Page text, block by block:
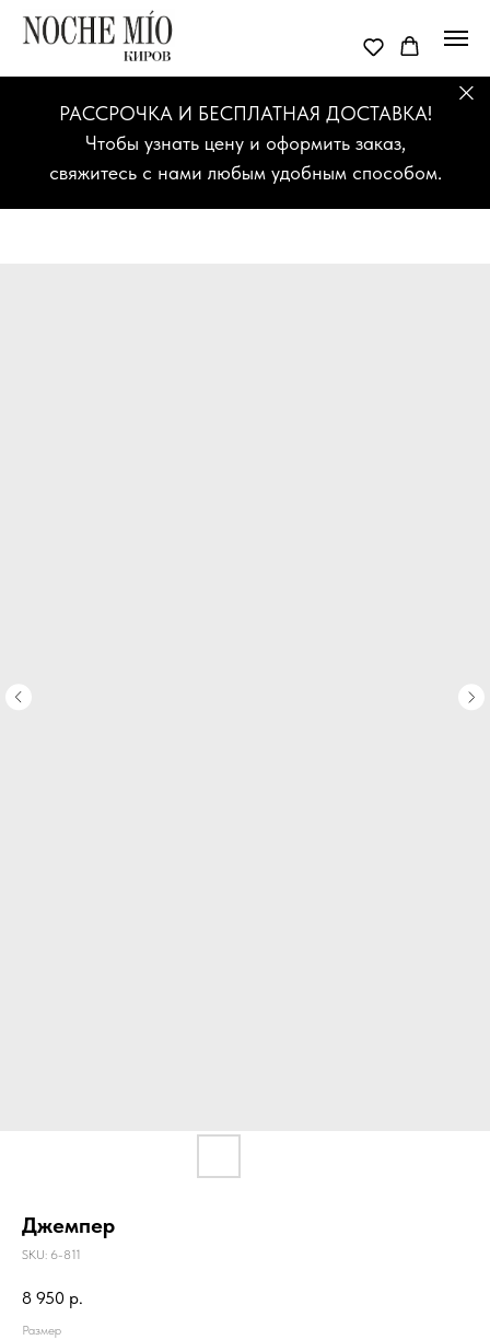
РАССРОЧКА И БЕСПЛАТНАЯ ДОСТАВКА!
Чтобы узнать цену и оформить заказ,
свяжитесь с нами любым удобным способом.
Джемпер
SKU: 6-811
8 950 р.
Размер